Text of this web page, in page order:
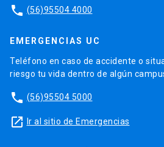
phone (56)95504 4000
EMERGENCIAS UC
Teléfono en caso de accidente o
riesgo tu vida dentro de algún
phone (56)95504 5000
launch Ir al sitio de Emergencias